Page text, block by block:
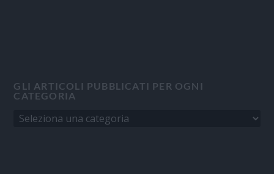
GLI ARTICOLI PUBBLICATI PER OGNI
CATEGORIA